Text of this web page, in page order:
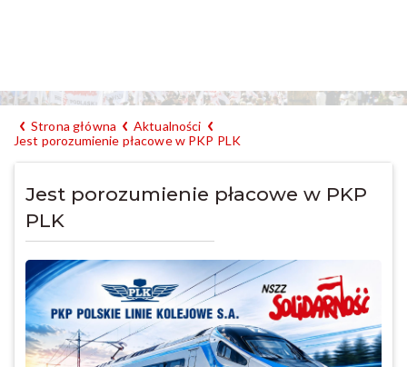
Strona główna
Aktualności
Jest porozumienie płacowe w PKP PLK
Jest porozumienie płacowe w PKP
PLK